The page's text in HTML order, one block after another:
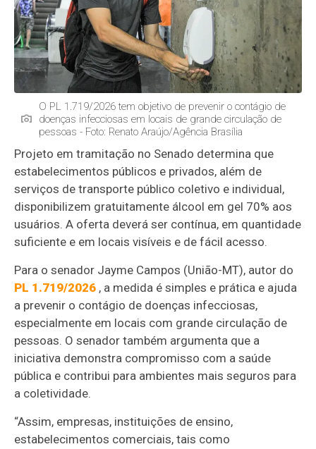
O PL 1.719/2026 tem objetivo de prevenir o contágio de
doenças infecciosas em locais de grande circulação de
pessoas - Foto: Renato Araújo/Agência Brasília
Projeto em tramitação no Senado determina que
estabelecimentos públicos e privados, além de
serviços de transporte público coletivo e individual,
disponibilizem gratuitamente álcool em gel 70% aos
usuários. A oferta deverá ser contínua, em quantidade
suficiente e em locais visíveis e de fácil acesso.
Para o senador Jayme Campos (União-MT), autor do
PL 1.719/2026 , a medida é simples e prática e ajuda
a prevenir o contágio de doenças infecciosas,
especialmente em locais com grande circulação de
pessoas. O senador também argumenta que a
iniciativa demonstra compromisso com a saúde
pública e contribui para ambientes mais seguros para
a coletividade.
“Assim, empresas, instituições de ensino,
estabelecimentos comerciais, tais como